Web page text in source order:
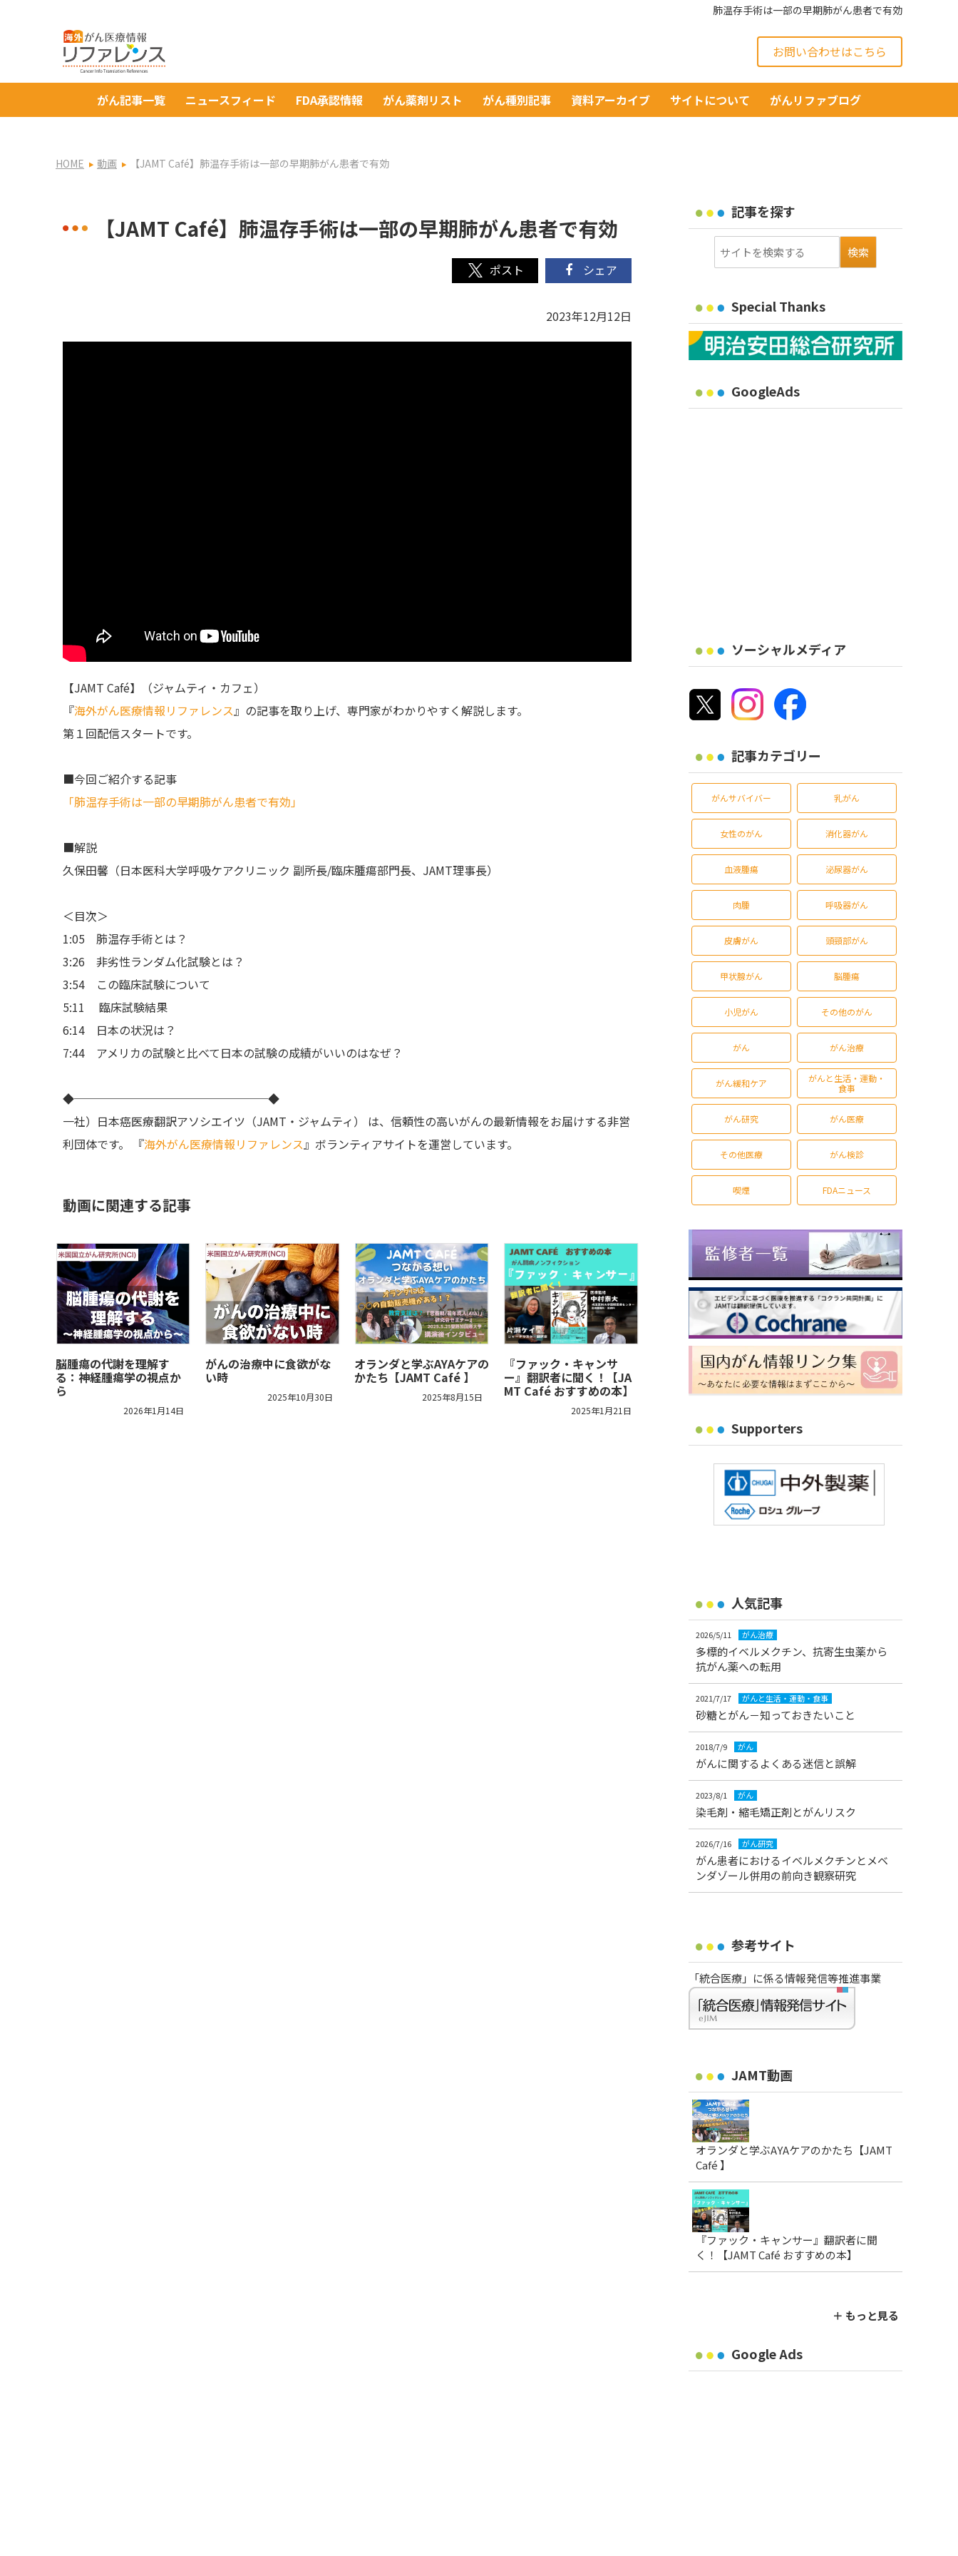
肺温存手術は一部の早期肺がん患者で有効
お問い合わせはこちら
がん記事一覧 ニュースフィード FDA承認情報 がん薬剤リスト がん種別記事 資料アーカイブ サイトについて がんリファブログ
HOME 動画 【JAMT Café】肺温存手術は一部の早期肺がん患者で有効
【JAMT Café】肺温存手術は一部の早期肺がん患者で有効
シェア
2023年12月12日
【JAMT Café】（ジャムティ・カフェ）
『海外がん医療情報リファレンス』の記事を取り上げ、専門家がわかりやすく解説します。
第１回配信スタートです。
■今回ご紹介する記事
「肺温存手術は一部の早期肺がん患者で有効」
■解説
久保田馨（日本医科大学呼吸ケアクリニック 副所長/臨床腫瘍部門長、JAMT理事長）
＜目次＞
1:05 肺温存手術とは？
3:26 非劣性ランダム化試験とは？
3:54 この臨床試験について
5:11 臨床試験結果
6:14 日本の状況は？
7:44 アメリカの試験と比べて日本の試験の成績がいいのはなぜ？
◆─────────────────◆
一社）日本癌医療翻訳アソシエイツ（JAMT・ジャムティ） は、信頼性の高いがんの最新情報をお届けする非営
利団体です。 『海外がん医療情報リファレンス』ボランティアサイトを運営しています。
動画に関連する記事
脳腫瘍の代謝を理解す
る：神経腫瘍学の視点か
ら
2026年1月14日
がんの治療中に食欲がな
い時
2025年10月30日
オランダと学ぶAYAケアの
かたち【JAMT Café 】
2025年8月15日
『ファック・キャンサ
ー』翻訳者に聞く！【JA
MT Café おすすめの本】
2025年1月21日
記事を探す
Special Thanks
GoogleAds
ソーシャルメディア
記事カテゴリー
がんサバイバー 乳がん
女性のがん 消化器がん
血液腫瘍 泌尿器がん
肉腫 呼吸器がん
皮膚がん 頭頸部がん
甲状腺がん 脳腫瘍
小児がん その他のがん
がん がん治療
がん緩和ケア
がんと生活・運動・
食事
がん研究 がん医療
その他医療 がん検診
喫煙 FDAニュース
Supporters
人気記事
2026/5/11 がん治療
多標的イベルメクチン、抗寄生虫薬から
抗がん薬への転用
2021/7/17 がんと生活・運動・食事
砂糖とがん－知っておきたいこと
2018/7/9 がん
がんに関するよくある迷信と誤解
2023/8/1 がん
染毛剤・縮毛矯正剤とがんリスク
2026/7/16 がん研究
がん患者におけるイベルメクチンとメベ
ンダゾール併用の前向き観察研究
参考サイト
「統合医療」に係る情報発信等推進事業
JAMT動画
オランダと学ぶAYAケアのかたち【JAMT
Café 】
『ファック・キャンサー』翻訳者に聞
く！【JAMT Café おすすめの本】
＋ もっと見る
Google Ads